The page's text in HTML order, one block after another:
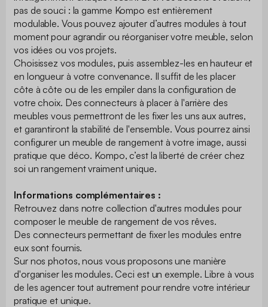
pas de souci : la gamme Kompo est entièrement
modulable. Vous pouvez ajouter d’autres modules à tout
moment pour agrandir ou réorganiser votre meuble, selon
vos idées ou vos projets.
Choisissez vos modules, puis assemblez-les en hauteur et
en longueur à votre convenance. Il suffit de les placer
côte à côte ou de les empiler dans la configuration de
votre choix. Des connecteurs à placer à l'arrière des
meubles vous permettront de les fixer les uns aux autres,
et garantiront la stabilité de l'ensemble. Vous pourrez ainsi
configurer un meuble de rangement à votre image, aussi
pratique que déco. Kompo, c’est la liberté de créer chez
soi un rangement vraiment unique.
Informations complémentaires :
Retrouvez dans notre collection d'autres modules pour
composer le meuble de rangement de vos rêves.
Des connecteurs permettant de fixer les modules entre
eux sont fournis.
Sur nos photos, nous vous proposons une manière
d'organiser les modules. Ceci est un exemple. Libre à vous
de les agencer tout autrement pour rendre votre intérieur
pratique et unique.